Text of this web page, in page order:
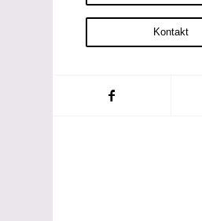
Kontakt